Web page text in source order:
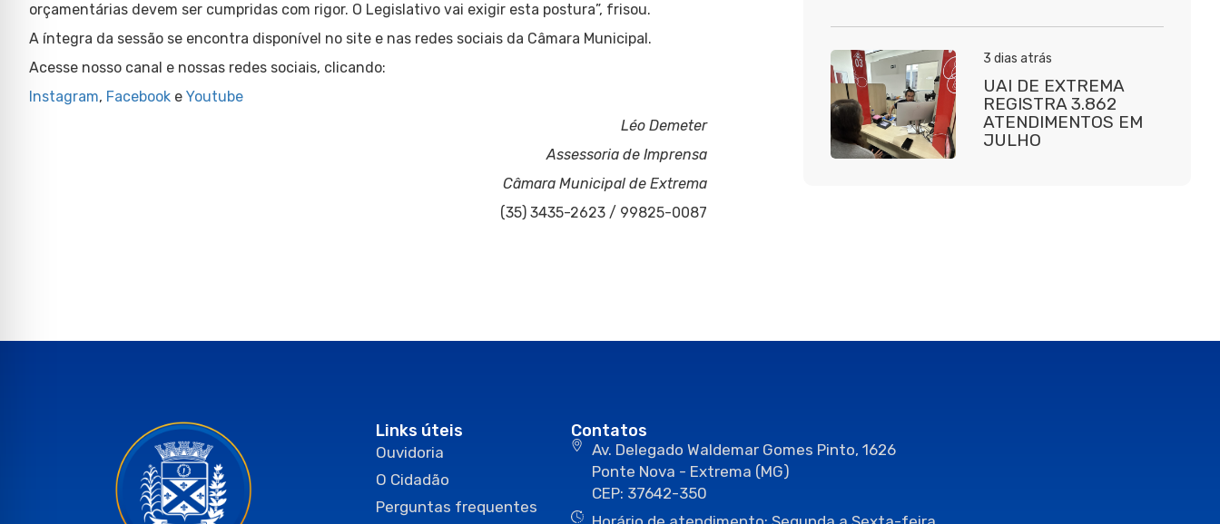
orçamentárias devem ser cumpridas com rigor. O Legislativo vai exigir esta postura”, frisou.
A íntegra da sessão se encontra disponível no site e nas redes sociais da Câmara Municipal.
Acesse nosso canal e nossas redes sociais, clicando:
Instagram, Facebook e Youtube
Léo Demeter
Assessoria de Imprensa
Câmara Municipal de Extrema
(35) 3435-2623 / 99825-0087
3 dias atrás
UAI DE EXTREMA
REGISTRA 3.862
ATENDIMENTOS EM
JULHO
Links úteis
Ouvidoria
O Cidadão
Perguntas frequentes
Contatos
Av. Delegado Waldemar Gomes Pinto, 1626
Ponte Nova - Extrema (MG)
CEP: 37642-350